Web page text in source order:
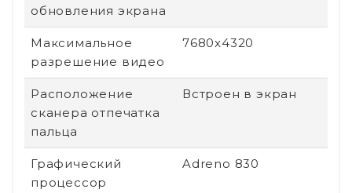
обновления экрана
Максимальное
разрешение видео
7680x4320
Расположение
сканера отпечатка
пальца
Встроен в экран
Графический
процессор
Adreno 830